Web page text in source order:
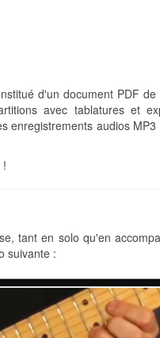
d'un document PDF de
avec tablatures et
enregistrements audios MP3
tant en solo qu'en
suivante :